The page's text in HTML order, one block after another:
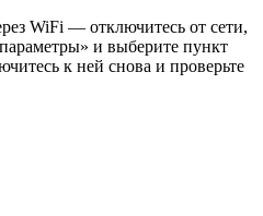
WiFi — отключитесь от сети,
и выберите пункт
к ней снова и проверьте